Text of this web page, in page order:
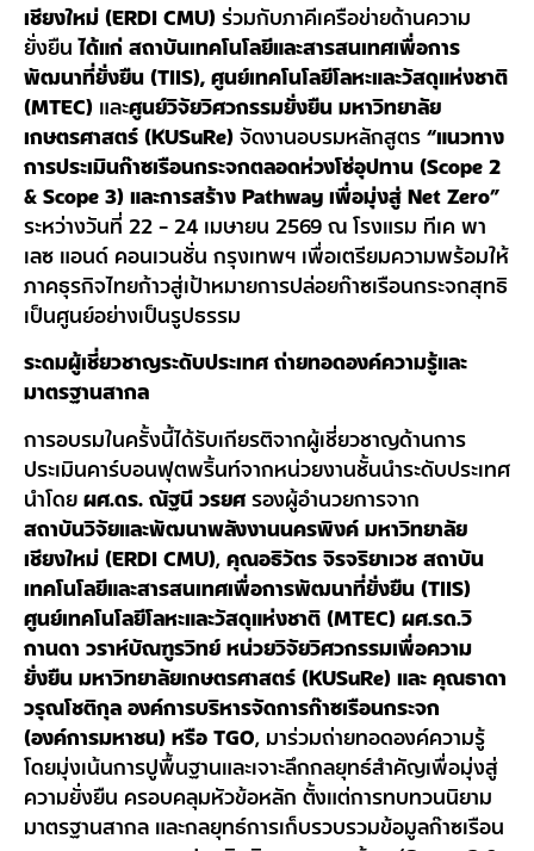
เชียงใหม่ (ERDI CMU) ร่วมกับภาคีเครือข่ายด้านความ
ยั่งยืนได้แก่ สถาบันเทคโนโลยีและสารสนเทศเพื่อการ
พัฒนาที่ยั่งยืน (TIIS), ศูนย์เทคโนโลยีโลหะและวัสดุแห่งชาติ
(MTEC) และศูนย์วิจัยวิศวกรรมยั่งยืน มหาวิทยาลัย
เกษตรศาสตร์ (KUSuRe) จัดงานอบรมหลักสูตร “แนวทาง
การประเมินก๊าซเรือนกระจกตลอดห่วงโซ่อุปทาน (Scope 2
& Scope 3) และการสร้าง Pathway เพื่อมุ่งสู่ Net Zero”
ระหว่างวันที่ 22 – 24 เมษายน 2569 ณ โรงแรม ทีเค พา
เลซ แอนด์ คอนเวนชั่น กรุงเทพฯ เพื่อเตรียมความพร้อมให้
ภาคธุรกิจไทยก้าวสู่เป้าหมายการปล่อยก๊าซเรือนกระจกสุทธิ
เป็นศูนย์อย่างเป็นรูปธรรม
ระดมผู้เชี่ยวชาญระดับประเทศ ถ่ายทอดองค์ความรู้และ
มาตรฐานสากล
การอบรมในครั้งนี้ได้รับเกียรติจากผู้เชี่ยวชาญด้านการ
ประเมินคาร์บอนฟุตพริ้นท์จากหน่วยงานชั้นนำระดับประเทศ
นำโดย ผศ.ดร. ณัฐนี วรยศ รองผู้อำนวยการจาก
สถาบันวิจัยและพัฒนาพลังงานนครพิงค์ มหาวิทยาลัย
เชียงใหม่ (ERDI CMU), คุณอธิวัตร จิรจริยาเวช สถาบัน
เทคโนโลยีและสารสนเทศเพื่อการพัฒนาที่ยั่งยืน (TIIS)
ศูนย์เทคโนโลยีโลหะและวัสดุแห่งชาติ (MTEC) ผศ.รด.วิ
กานดา วราห์บัณฑูรวิทย์ หน่วยวิจัยวิศวกรรมเพื่อความ
ยั่งยืน มหาวิทยาลัยเกษตรศาสตร์ (KUSuRe) และ คุณธาดา
วรุณโชติกุล องค์การบริหารจัดการก๊าซเรือนกระจก
(องค์การมหาชน) หรือ TGO, มาร่วมถ่ายทอดองค์ความรู้
โดยมุ่งเน้นการปูพื้นฐานและเจาะลึกกลยุทธ์สำคัญเพื่อมุ่งสู่
ความยั่งยืน ครอบคลุมหัวข้อหลัก ตั้งแต่การทบทวนนิยาม
มาตรฐานสากล และกลยุทธ์การเก็บรวบรวมข้อมูลก๊าซเรือน